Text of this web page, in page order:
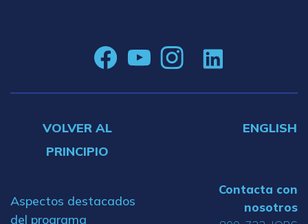
VOLVER AL
PRINCIPIO
ENGLISH
Aspectos destacados
del programa
Contacta con
nosotros